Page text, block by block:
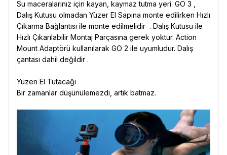
Su maceralarınız için kayan, kaymaz tutma yeri. GO 3 ,
Dalış Kutusu olmadan Yüzer El Sapına monte edilirken Hızlı
Çıkarma Bağlantısı ile monte edilmelidir . Dalış Kutusu ile
Hızlı Çıkarılabilir Montaj Parçasına gerek yoktur. Action
Mount Adaptörü kullanılarak GO 2 ile uyumludur. Dalış
çantası dahil değildir .
Yüzen El Tutacağı
Bir zamanlar düşünülemezdi, artık batmaz.